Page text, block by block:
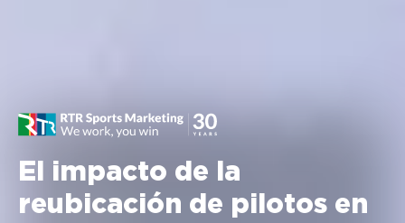
El impacto de la
reubicación de pilotos en